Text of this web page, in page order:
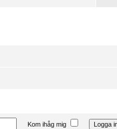
Kom ihåg mig